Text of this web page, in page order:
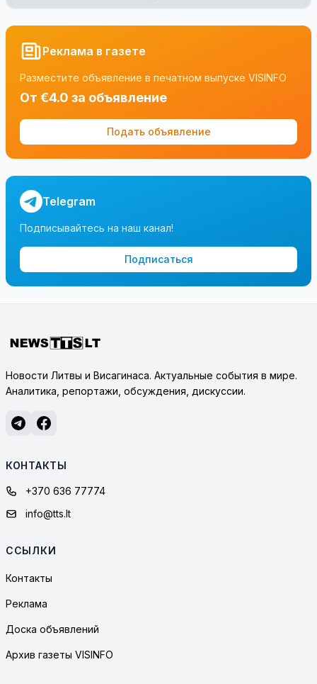
Реклама в газете
Разместите объявление в печатном выпуске VISINFO
От €4.0 за объявление
Подать объявление
Telegram
Подписывайтесь на наш канал!
Подписаться
Новости Литвы и Висагинаса. Актуальные события в мире.
Аналитика, репортажи, обсуждения, дискуссии.
КОНТАКТЫ
+370 636 77774
info@tts.lt
ССЫЛКИ
Контакты
Реклама
Доска объявлений
Архив газеты VISINFO